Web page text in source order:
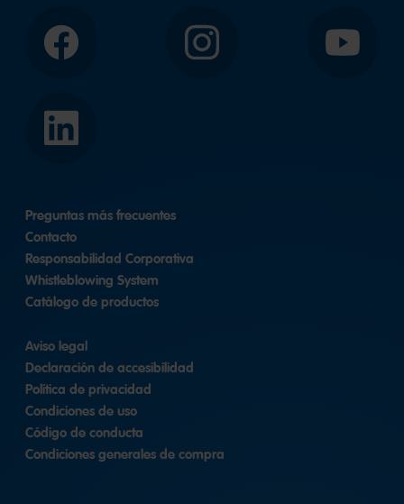
Facebook Instagram YouTube
LinkedIn
Preguntas más frecuentes
Contacto
Responsabilidad Corporativa
Whistleblowing System
Catálogo de productos
Aviso legal
Declaración de accesibilidad
Política de privacidad
Condiciones de uso
Código de conducta
Condiciones generales de compra